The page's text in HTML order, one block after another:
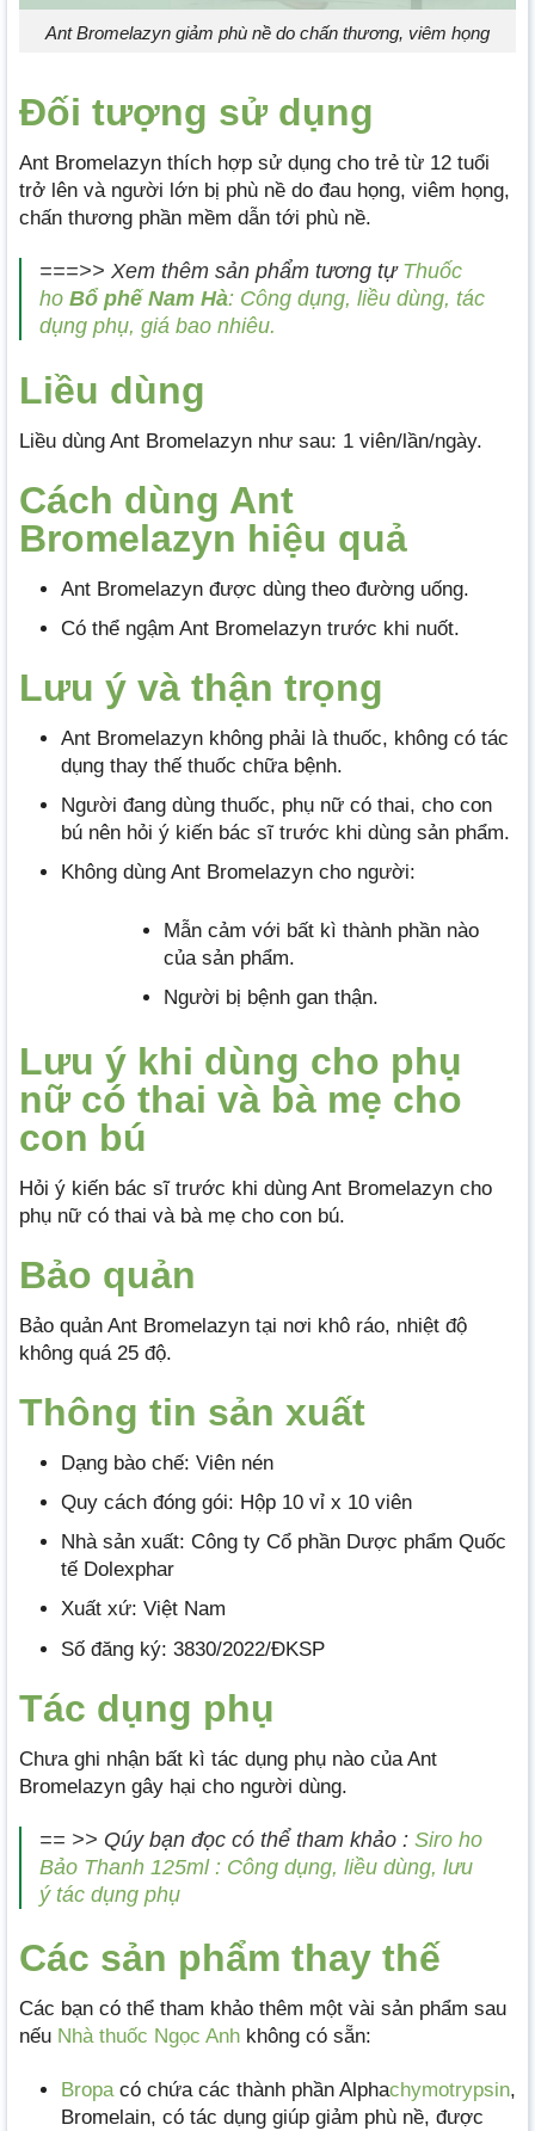
Ant Bromelazyn giảm phù nề do chấn thương, viêm họng
Đối tượng sử dụng
Ant Bromelazyn thích hợp sử dụng cho trẻ từ 12 tuổi
trở lên và người lớn bị phù nề do đau họng, viêm họng,
chấn thương phần mềm dẫn tới phù nề.
===>> Xem thêm sản phẩm tương tự Thuốc
ho Bổ phế Nam Hà: Công dụng, liều dùng, tác
dụng phụ, giá bao nhiêu.
Liều dùng
Liều dùng Ant Bromelazyn như sau: 1 viên/lần/ngày.
Cách dùng Ant
Bromelazyn hiệu quả
Ant Bromelazyn được dùng theo đường uống.
Có thể ngậm Ant Bromelazyn trước khi nuốt.
Lưu ý và thận trọng
Ant Bromelazyn không phải là thuốc, không có tác
dụng thay thế thuốc chữa bệnh.
Người đang dùng thuốc, phụ nữ có thai, cho con
bú nên hỏi ý kiến bác sĩ trước khi dùng sản phẩm.
Không dùng Ant Bromelazyn cho người:
Mẫn cảm với bất kì thành phần nào
của sản phẩm.
Người bị bệnh gan thận.
Lưu ý khi dùng cho phụ
nữ có thai và bà mẹ cho
con bú
Hỏi ý kiến bác sĩ trước khi dùng Ant Bromelazyn cho
phụ nữ có thai và bà mẹ cho con bú.
Bảo quản
Bảo quản Ant Bromelazyn tại nơi khô ráo, nhiệt độ
không quá 25 độ.
Thông tin sản xuất
Dạng bào chế: Viên nén
Quy cách đóng gói: Hộp 10 vỉ x 10 viên
Nhà sản xuất: Công ty Cổ phần Dược phẩm Quốc
tế Dolexphar
Xuất xứ: Việt Nam
Số đăng ký: 3830/2022/ĐKSP
Tác dụng phụ
Chưa ghi nhận bất kì tác dụng phụ nào của Ant
Bromelazyn gây hại cho người dùng.
== >> Qúy bạn đọc có thể tham khảo : Siro ho
Bảo Thanh 125ml : Công dụng, liều dùng, lưu
ý tác dụng phụ
Các sản phẩm thay thế
Các bạn có thể tham khảo thêm một vài sản phẩm sau
nếu Nhà thuốc Ngọc Anh không có sẵn:
Bropa có chứa các thành phần Alphachymotrypsin,
Bromelain, có tác dụng giúp giảm phù nề, được